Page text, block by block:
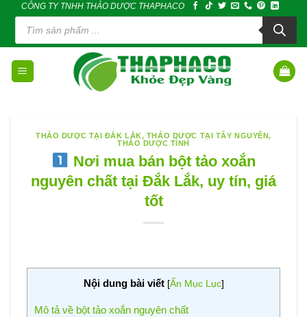
content
CÔNG TY TNHH THẢO DƯỢC THAPHACO
Tìm
kiếm
phẩm
THẢO DƯỢC TẠI ĐẮK LẮK, THẢO DƯỢC TẠI TÂY NGUYÊN,
THẢO DƯỢC TỈNH
Nơi mua bán bột tảo xoắn
nguyên chất tại Đắk Lắk, uy tín, giá
tốt
Nội dung bài viết [Ẩn Mục Lục]
Mô tả về bột tảo xoắn nguyên chất